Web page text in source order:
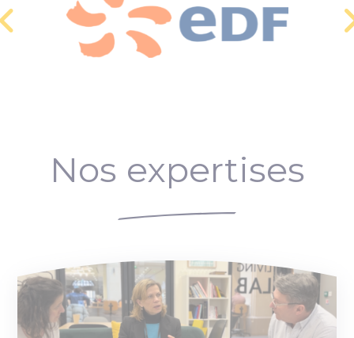
Nos expertises